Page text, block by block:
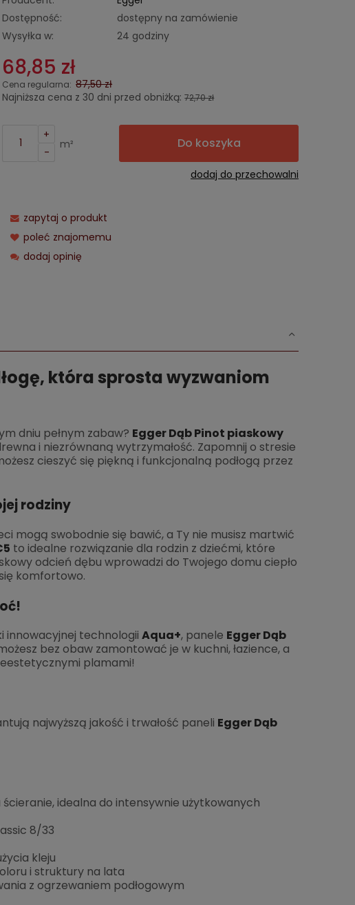
Dostępność:
dostępny na zamówienie
Wysyłka w:
24 godziny
68,85 zł
Cena regularna: 87,50 zł
Najniższa cena z 30 dni przed obniżką:72,70 zł
+
-
m² Do koszyka
dodaj do przechowalni
zapytaj o produkt
poleć znajomemu
dodaj opinię
która sprosta wyzwaniom
dniu pełnym zabaw? Egger Dąb Pinot piaskowy
i niezrównaną wytrzymałość. Zapomnij o stresie
cieszyć się piękną i funkcjonalną podłogą przez
rodziny
mogą swobodnie się bawić, a Ty nie musisz martwić
to idealne rozwiązanie dla rodzin z dziećmi, które
odcień dębu wprowadzi do Twojego domu ciepło
komfortowo.
innowacyjnej technologii Aqua+, panele Egger Dąb
bez obaw zamontować je w kuchni, łazience, a
plamami!
najwyższą jakość i trwałość paneli Egger Dąb
idealna do intensywnie użytkowanych
8/33
kleju
i struktury na lata
z ogrzewaniem podłogowym